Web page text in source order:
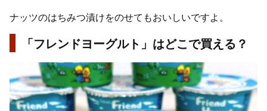
ナッツのはちみつ漬けをのせてもおいしいですよ。
「フレンドヨーグルト」はどこで買える？